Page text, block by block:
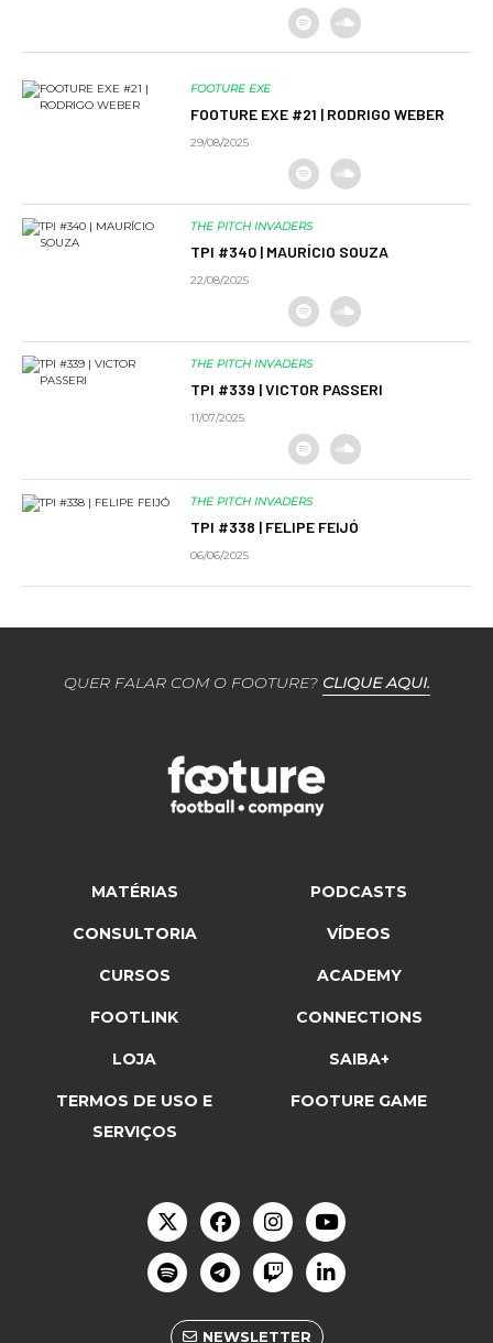
FOOTURE EXE
FOOTURE EXE #21 | RODRIGO WEBER
29/08/2025
THE PITCH INVADERS
TPI #340 | MAURÍCIO SOUZA
22/08/2025
THE PITCH INVADERS
TPI #339 | VICTOR PASSERI
11/07/2025
THE PITCH INVADERS
TPI #338 | FELIPE FEIJÓ
06/06/2025
QUER FALAR COM O FOOTURE? CLIQUE AQUI.
MATÉRIAS PODCASTS
CONSULTORIA VÍDEOS
CURSOS ACADEMY
FOOTLINK CONNECTIONS
LOJA SAIBA+
TERMOS DE USO E
SERVIÇOS
FOOTURE GAME
NEWSLETTER